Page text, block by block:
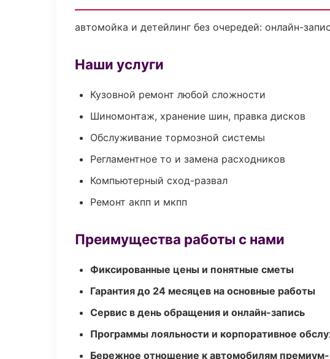
автомойка и детейлинг без очередей: онлайн-
Наши услуги
Кузовной ремонт любой сложности
Шиномонтаж, хранение шин, правка дисков
Обслуживание тормозной системы
Регламентное то и замена расходников
Компьютерный сход-развал
Ремонт акпп и мкпп
Преимущества работы с нами
Фиксированные цены и понятные сметы
Гарантия до 24 месяцев на основные работы
Сервис в день обращения и онлайн-запись
Программы лояльности и корпоративное
Бережное отношение к автомобилям премиум-